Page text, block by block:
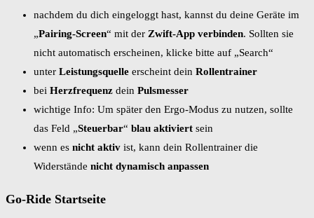
nachdem du dich eingeloggt hast, kannst du deine Geräte im
„Pairing-Screen“ mit der Zwift-App verbinden. Sollten sie
nicht automatisch erscheinen, klicke bitte auf „Search“
unter Leistungsquelle erscheint dein Rollentrainer
bei Herzfrequenz dein Pulsmesser
wichtige Info: Um später den Ergo-Modus zu nutzen, sollte
das Feld „Steuerbar“ blau aktiviert sein
wenn es nicht aktiv ist, kann dein Rollentrainer die
Widerstände nicht dynamisch anpassen
Go-Ride Startseite